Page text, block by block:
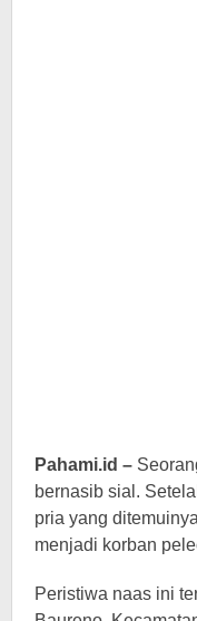
Pahami.id –
bernasib sial.
pria yang
menjadi korban
Peristiwa naas ini